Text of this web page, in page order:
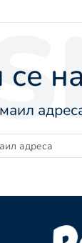
се
маил